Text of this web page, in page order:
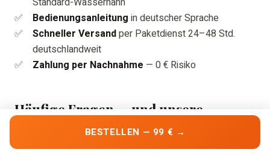
Bedienungsanleitung in deutscher Sprache
Schneller Versandper Paketdienst 24–48 Std.
deutschlandweit
Zahlung per Nachnahme — 0 € Risiko
Häufige Fragen — und unsere
BESTELLEN — 99 € →